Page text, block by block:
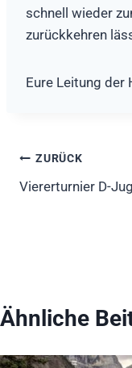
schnell wieder
zurückkehren
Eure Leitung der
ZURÜCK
Viererturnier D-
Ähnliche